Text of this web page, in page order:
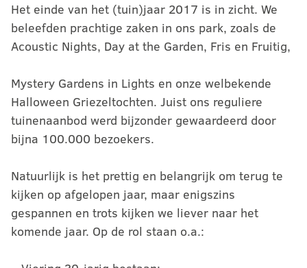
Het einde van het (tuin)jaar 2017 is in zicht. We
beleefden prachtige zaken in ons park, zoals de
Acoustic Nights, Day at the Garden, Fris en Fruitig,
Mystery Gardens in Lights en onze welbekende
Halloween Griezeltochten. Juist ons reguliere
tuinenaanbod werd bijzonder gewaardeerd door
bijna 100.000 bezoekers.
Natuurlijk is het prettig en belangrijk om terug te
kijken op afgelopen jaar, maar enigszins
gespannen en trots kijken we liever naar het
komende jaar. Op de rol staan o.a.: